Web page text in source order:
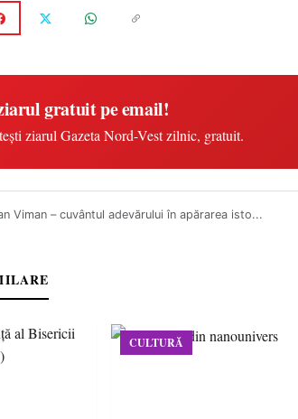
gratuit pe email!
ziarul Gazeta Nord-Vest zilnic, gratuit.
Viman – cuvântul adevărului în apărarea isto...
CULTURĂ